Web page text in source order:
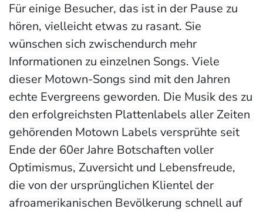
Für einige Besucher, das ist in der Pause zu
hören, vielleicht etwas zu rasant. Sie
wünschen sich zwischendurch mehr
Informationen zu einzelnen Songs. Viele
dieser Motown-Songs sind mit den Jahren
echte Evergreens geworden. Die Musik des zu
den erfolgreichsten Plattenlabels aller Zeiten
gehörenden Motown Labels versprühte seit
Ende der 60er Jahre Botschaften voller
Optimismus, Zuversicht und Lebensfreude,
die von der ursprünglichen Klientel der
afroamerikanischen Bevölkerung schnell auf